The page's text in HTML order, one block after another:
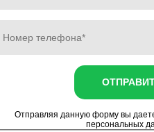
Отправляя данную форму вы
персональных